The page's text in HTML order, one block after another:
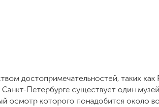
достопримечательностей, таких
Петербурге существует один
осмотр которого понадобится около